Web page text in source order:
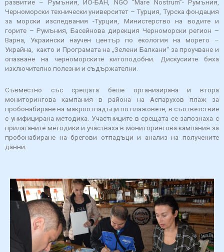
развитие – Румъния, ИО-БАН, NGO “Mare Nostrum”- Румъния,
Черноморски технически университет – Турция, Турска фондация
за морски изследвания -Турция, Министерство на водите и
горите – Румъния, Басейнова дирекция Черноморски регион –
Варна, Украински научен център по екология на морето –
Украйна, както и Програмата на „Зелени Балкани“ за проучване и
опазване на черноморските китоподобни. Дискусиите бяха
изключително полезни и съдържателни.
Съвместно със срещата беше организирана и втора
мониторингова кампания в района на Аспарухов плаж за
пробонабиране на макроотпадъци по плажовете, в съответствие
с унифицирана методика. Участниците в срещата се запознаха с
прилаганите методики и участваха в мониторингова кампания за
пробонабиране на брегови отпадъци и анализ на получените
данни.